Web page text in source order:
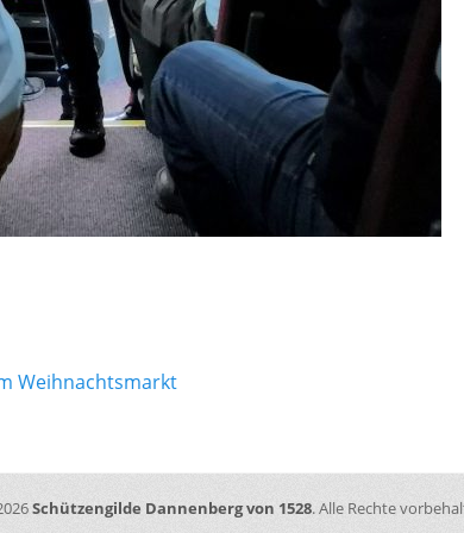
Weihnachtsmarkt
Schützengilde Dannenberg von 1528. Alle Rechte